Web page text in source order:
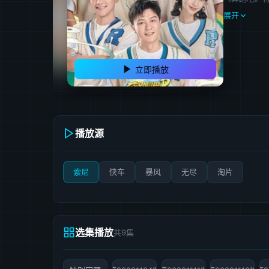
立即播放
展开
播放源
索尼 快车 暴风 无尽 淘片
选集播放共9集